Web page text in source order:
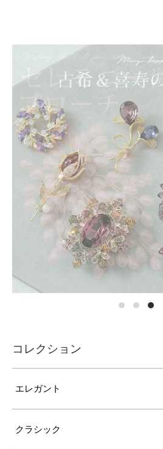
コレクション
エレガント
クラシック